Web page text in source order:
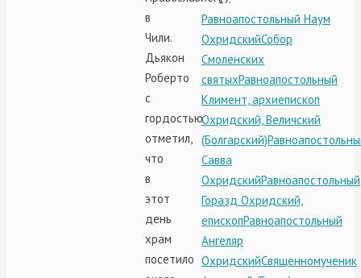
в
Чили.
Дьякон
Роберто
с
гордостью
отметил,
что
в
этот
день
храм
посетило
Равноапостольный Наум
ОхридскийСобор
Смоленских
святыхРавноапостольный
Климент, архиепископ
Охридский, Величский
(Болгарский)
Савва
ОхридскийРавноапостольный
Горазд Охридский,
епископРавноапостольный
Ангеляр
ОхридскийСвященномученик